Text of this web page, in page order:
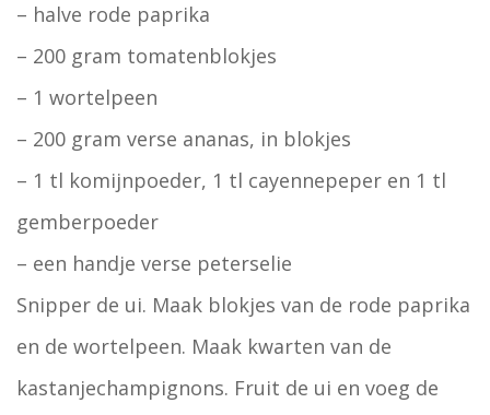
– halve rode paprika
– 200 gram tomatenblokjes
– 1 wortelpeen
– 200 gram verse ananas, in blokjes
– 1 tl komijnpoeder, 1 tl cayennepeper en 1 tl
gemberpoeder
– een handje verse peterselie
Snipper de ui. Maak blokjes van de rode paprika
en de wortelpeen. Maak kwarten van de
kastanjechampignons. Fruit de ui en voeg de